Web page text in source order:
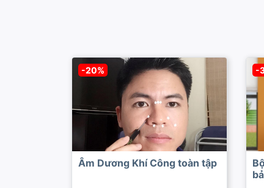
-20%
Âm Dương Khí Công toàn tập
-